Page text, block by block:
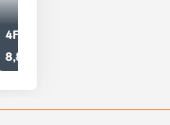
8,825 CNY